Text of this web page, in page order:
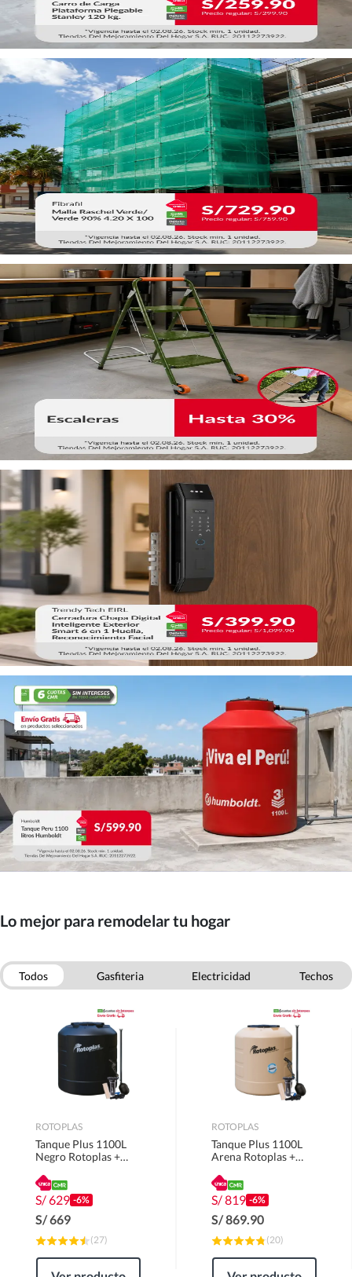
Lo mejor para remodelar tu hogar
Todos Gasfiteria Electricidad
Techos
ROTOPLAS
Tanque Plus 1100L
Negro Rotoplas +
S/629 -6%
S/669
(27)
ROTOPLAS
Tanque Plus 1100L
Arena Rotoplas +
S/819 -6%
S/869.90
(20)